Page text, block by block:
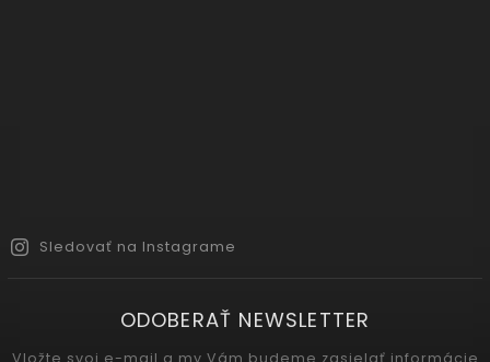
Sledovať na Instagrame
ODOBERAŤ NEWSLETTER
Vložte svoj e-mail a my Vám budeme zasielať informácie